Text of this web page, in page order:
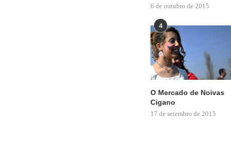
6 de outubro de 2015
4
O Mercado de Noivas
Cigano
17 de setembro de 2015